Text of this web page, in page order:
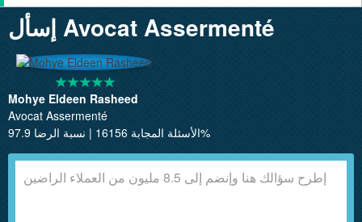
إسأل Avocat Assermenté
Mohye Eldeen Rasheed
Avocat Assermenté
الأسئلة المجابة 16156 | نسبة الرضا 97.9%